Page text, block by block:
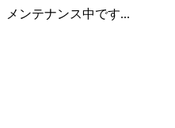
メンテナンス中です...